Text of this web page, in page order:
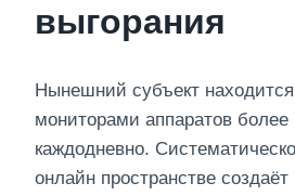
выгорания
Нынешний субъект
мониторами аппаратов
каждодневно.
онлайн пространстве